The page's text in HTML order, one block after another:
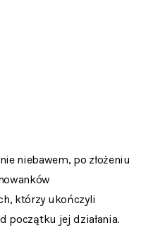
niebawem, po złożeniu
którzy ukończyli
początku jej działania.